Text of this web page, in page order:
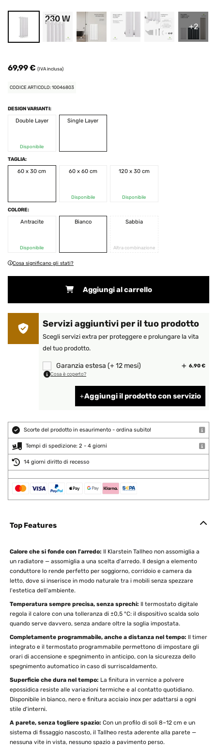
+2
69,99 € (IVA inclusa)
CODICE ARTICOLO: 10046803
DESIGN VARIANTI:
Double Layer
Disponibile
Single Layer
TAGLIA:
60 x 30 cm
60 x 60 cm
Disponibile
120 x 30 cm
Disponibile
COLORE:
Antracite
Disponibile
Bianco Sabbia
Altra combinazione
Cosa significano gli stati?
Aggiungi al carrello
Servizi aggiuntivi per il tuo prodotto
Scegli servizi extra per proteggere e prolungare la vita
del tuo prodotto.
Garanzia estesa (+ 12 mesi) 6,90 €
Cosa è coperto?
Aggiungi il prodotto con servizio
Scorte del prodotto in esaurimento - ordina subito!
Tempi di spedizione: 2 - 4 giorni
14 giorni diritto di recesso
Top Features
Calore che si fonde con l'arredo: Il Klarstein Tallheo non assomiglia a
un radiatore — assomiglia a una scelta d'arredo. Il design a elemento
conduttore lo rende perfetto per soggiorno, corridoio e camera da
letto, dove si inserisce in modo naturale tra i mobili senza spezzare
l'estetica dell'ambiente.
Temperatura sempre precisa, senza sprechi: Il termostato digitale
regola il calore con una tolleranza di ±0,5 °C: il dispositivo scalda solo
quando serve davvero, senza andare oltre la soglia impostata.
Completamente programmabile, anche a distanza nel tempo: Il timer
integrato e il termostato programmabile permettono di impostare gli
orari di accensione e spegnimento in anticipo, con la sicurezza dello
spegnimento automatico in caso di surriscaldamento.
Superficie che dura nel tempo: La finitura in vernice a polvere
epossidica resiste alle variazioni termiche e al contatto quotidiano.
Disponibile in bianco, nero e finitura acciaio inox per adattarsi a ogni
stile d'interni.
A parete, senza togliere spazio: Con un profilo di soli 8–12 cm e un
sistema di fissaggio nascosto, il Tallheo resta aderente alla parete —
nessuna vite in vista, nessuno spazio a pavimento perso.